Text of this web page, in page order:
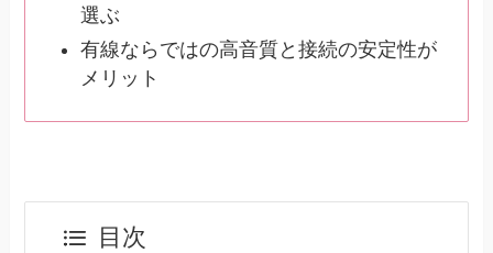
選ぶ
有線ならではの高音質と接続の安定性が
メリット
目次